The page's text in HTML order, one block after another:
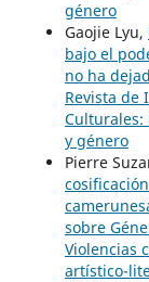
género
Gaojie Lyu,
bajo el
no ha
Revista de
Culturales:
y género
Pierre
sobre
Violencias
artístico-